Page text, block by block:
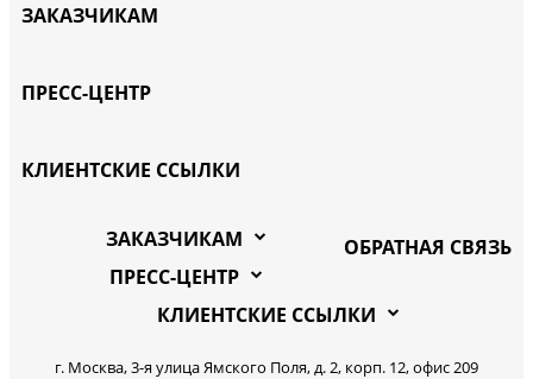
ЗАКАЗЧИКАМ
ПРЕСС-ЦЕНТР
КЛИЕНТСКИЕ ССЫЛКИ
ОБРАТНАЯ СВЯЗЬ
ЗАКАЗЧИКАМ
ПРЕСС-ЦЕНТР
КЛИЕНТСКИЕ ССЫЛКИ
г. Москва, 3-я улица Ямского Поля, д. 2, корп. 12, офис 209